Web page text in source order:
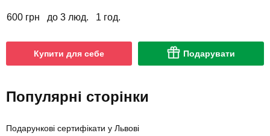
600 грн до 3 люд. 1 год.
Купити для себе Подарувати
Популярні сторінки
Подарункові сертифікати у Львові